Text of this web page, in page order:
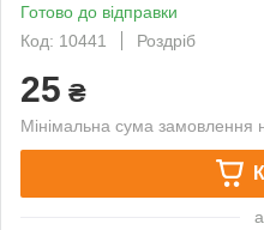
Готово до відправки
Код: 10441
Роздріб
25 ₴
Мінімальна сума замовлення